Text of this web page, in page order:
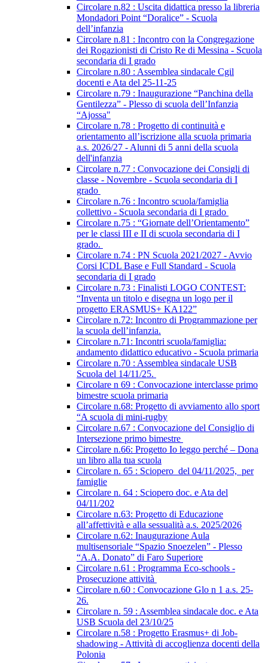
Circolare n.82 : Uscita didattica presso la libreria
Mondadori Point “Doralice” - Scuola
dell’infanzia
Circolare n.81 : Incontro con la Congregazione
dei Rogazionisti di Cristo Re di Messina - Scuola
secondaria di I grado
Circolare n.80 : Assemblea sindacale Cgil
docenti e Ata del 25-11-25
Circolare n.79 : Inaugurazione “Panchina della
Gentilezza” - Plesso di scuola dell’Infanzia
“Ajossa"
Circolare n.78 : Progetto di continuità e
orientamento all’iscrizione alla scuola primaria
a.s. 2026/27 - Alunni di 5 anni della scuola
dell'infanzia
Circolare n.77 : Convocazione dei Consigli di
classe - Novembre - Scuola secondaria di I
grado
Circolare n.76 : Incontro scuola/famiglia
collettivo - Scuola secondaria di I grado
Circolare n.75 : “Giornate dell’Orientamento”
per le classi III e II di scuola secondaria di I
grado.
Circolare n.74 : PN Scuola 2021/2027 - Avvio
Corsi ICDL Base e Full Standard - Scuola
secondaria di I grado
Circolare n.73 : Finalisti LOGO CONTEST:
“Inventa un titolo e disegna un logo per il
progetto ERASMUS+ KA122”
Circolare n.72: Incontro di Programmazione per
la scuola dell’infanzia.
Circolare n.71: Incontri scuola/famiglia:
andamento didattico educativo - Scuola primaria
Circolare n.70 : Assemblea sindacale USB
Scuola del 14/11/25.
Circolare n 69 : Convocazione interclasse primo
bimestre scuola primaria
Circolare n.68: Progetto di avviamento allo sport
“A scuola di mini-rugby
Circolare n.67 : Convocazione del Consiglio di
Intersezione primo bimestre
Circolare n.66: Progetto Io leggo perché – Dona
un libro alla tua scuola
Circolare n. 65 : Sciopero del 04/11/2025, per
famiglie
Circolare n. 64 : Sciopero doc. e Ata del
04/11/202
Circolare n.63: Progetto di Educazione
all’affettività e alla sessualità a.s. 2025/2026
Circolare n.62: Inaugurazione Aula
multisensoriale “Spazio Snoezelen” - Plesso
“A.A. Donato” di Faro Superiore
Circolare n.61 : Programma Eco-schools -
Prosecuzione attività
Circolare n.60 : Convocazione Glo n 1 a.s. 25-
26.
Circolare n. 59 : Assemblea sindacale doc. e Ata
USB Scuola del 23/10/25
Circolare n.58 : Progetto Erasmus+ di Job-
shadowing - Attività di accoglienza docenti della
Polonia